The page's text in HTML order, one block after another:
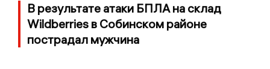
В результате атаки БПЛА на склад
Wildberries в Собинском районе
пострадал мужчина